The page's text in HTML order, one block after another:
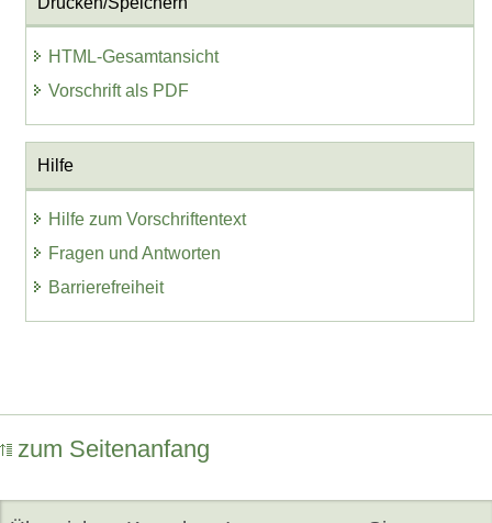
HTML-Gesamtansicht
Vorschrift als PDF
Hilfe
Hilfe zum Vorschriftentext
Fragen und Antworten
Barrierefreiheit
zum Seitenanfang